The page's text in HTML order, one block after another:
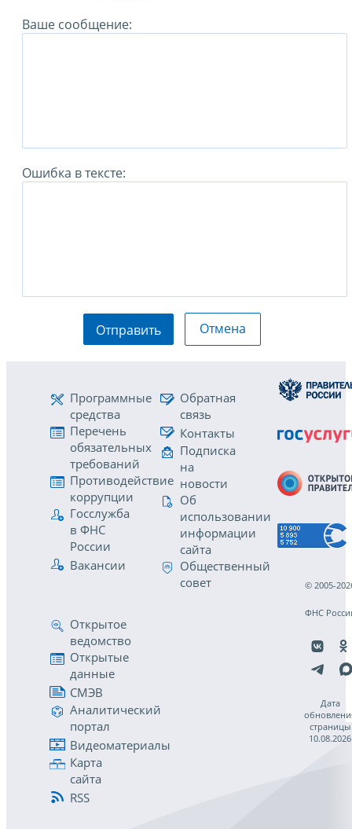
Ваше сообщение:
Ошибка в тексте:
Отправить Отмена
Программные
средства
Перечень
обязательных
требований
Противодействие
коррупции
Госслужба
в ФНС
России
Вакансии
Обратная
связь
Контакты
Подписка
на
новости
Об
использовании
информации
сайта
Общественный
совет
Открытое
ведомство
Открытые
данные
СМЭВ
Аналитический
портал
Видеоматериалы
Карта
сайта
RSS
© 2005-
ФНС
Дата
страницы
10.08.2026